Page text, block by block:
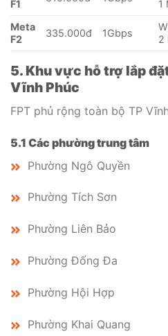
F1
1
Meta
F2
335.000đ 1Gbps
2
5. Khu vực hỗ trợ lắp
Vĩnh Phúc
FPT phủ rộng toàn bộ TP
5.1 Các phường trung tâm
Phường Ngô Quyền
Phường Tích Sơn
Phường Liên Bảo
Phường Đống Đa
Phường Hội Hợp
Phường Khai Quang